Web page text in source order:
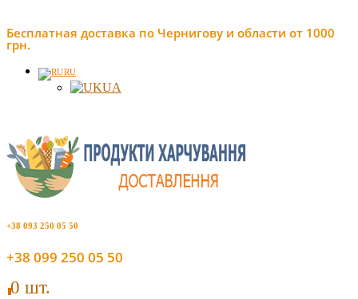
Бесплатная доставка по Чернигову и области от 1000
грн.
RU
UA
+38 093 250 05 50
+38 099 250 05 50
00 шт.